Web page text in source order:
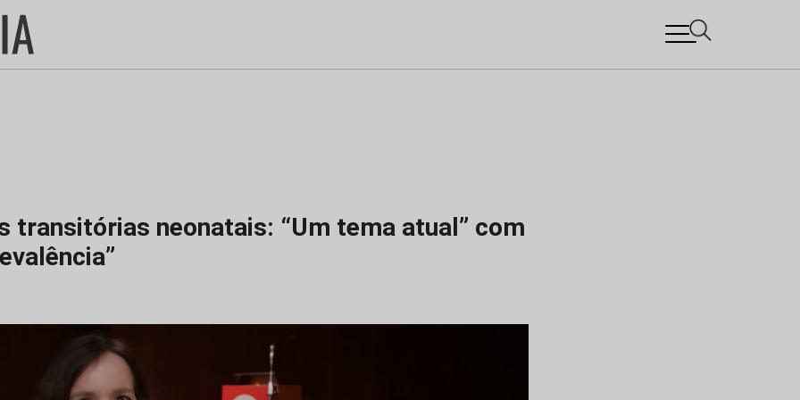
transitórias neonatais: “Um tema atual” com